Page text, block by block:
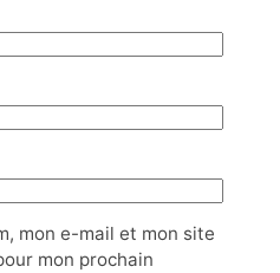
mon e-mail et mon site
mon prochain